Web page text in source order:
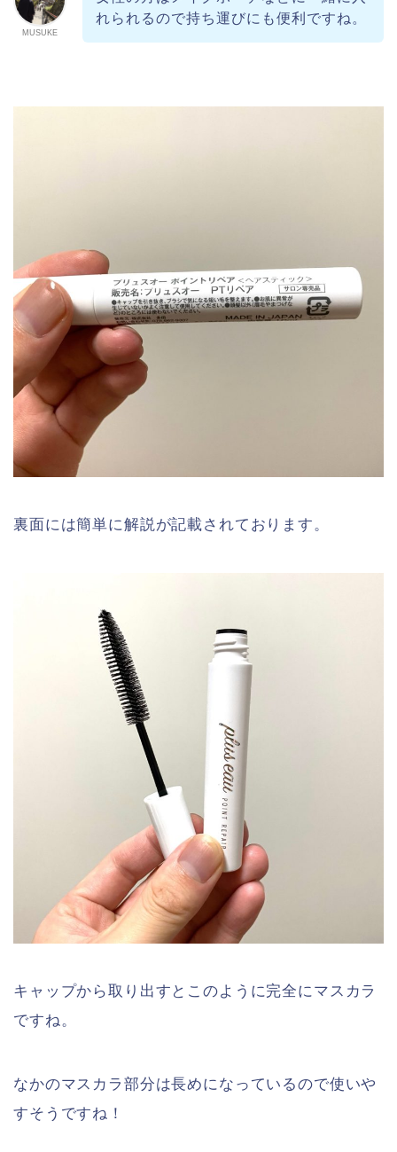
MUSUKE
れられるので持ち運びにも便利ですね。
裏面には簡単に解説が記載されております。
キャップから取り出すとこのように完全にマスカラ
ですね。
なかのマスカラ部分は長めになっているので使いや
すそうですね！